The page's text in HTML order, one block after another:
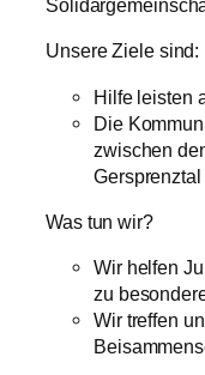
Unsere Ziele sind:
Hilfe leisten
Die
zwischen
Gersprenztal
Was tun wir?
Wir helfen
zu
Wir treffen